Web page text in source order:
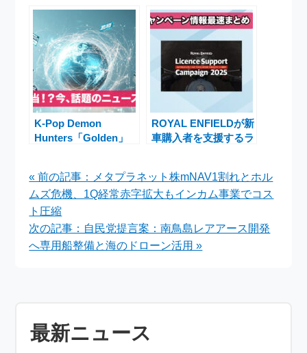
ップ」コラボ噂で株価
動く！5月16日発表へ
『ULTRA POP』でつ
なぐスタジアム公演の
K-Pop Demon
Hunters「Golden」
オードリー・ヌナ、レ
イ・アミの快挙
ROYAL ENFIELDが新
車購入者を支援するラ
« 前の記事：メタプラネット株mNAV1割れとホル
ムズ危機、1Q経常赤字拡大もインカム事業でコス
ト圧縮
次の記事：自民党提言案：南鳥島レアアース開発
へ専用船整備と海のドローン活用 »
最新ニュース